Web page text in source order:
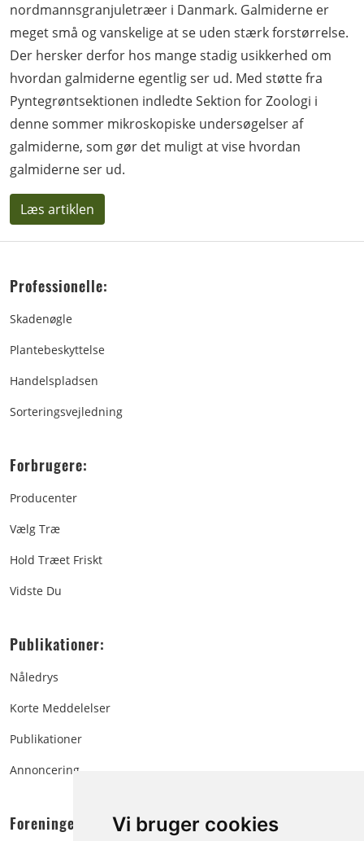
Vi bruger cookies
nordmannsgranjuletræer i Danmark. Galmiderne er
meget små og vanskelige at se uden stærk forstørrelse.
Der hersker derfor hos mange stadig usikkerhed om
hvordan galmiderne egentlig ser ud. Med støtte fra
Pyntegrøntsektionen indledte Sektion for Zoologi i
denne sommer mikroskopiske undersøgelser af
galmiderne, som gør det muligt at vise hvordan
galmiderne ser ud.
Læs artiklen
Professionelle:
Skadenøgle
Plantebeskyttelse
Handelspladsen
Sorteringsvejledning
Forbrugere:
Producenter
Vælg Træ
Hold Træet Friskt
Vidste Du
Publikationer:
Nåledrys
Korte Meddelelser
Publikationer
Annoncering
Foreningen: